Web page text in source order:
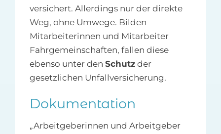
versichert. Allerdings nur der direkte
Weg, ohne Umwege. Bilden
Mitarbeiterinnen und Mitarbeiter
Fahrgemeinschaften, fallen diese
ebenso unter den Schutzder
gesetzlichen Unfallversicherung.
Dokumentation
„Arbeitgeberinnen und Arbeitgeber